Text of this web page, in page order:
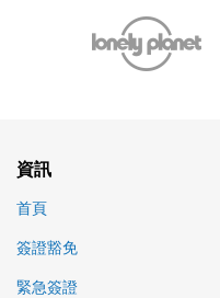
資訊
首頁
簽證豁免
緊急簽證